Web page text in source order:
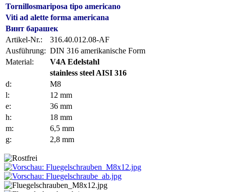
Tornillosmariposa tipo americano
Viti ad alette forma americana
Винт барашек
Artikel-Nr.:
316.40.012.08-AF
Ausführung: DIN 316 amerikanische Form
Material:
V4A Edelstahl
stainless steel AISI 316
d:
M8
l:
12 mm
e:
36 mm
h:
18 mm
m:
6,5 mm
g:
2,8 mm